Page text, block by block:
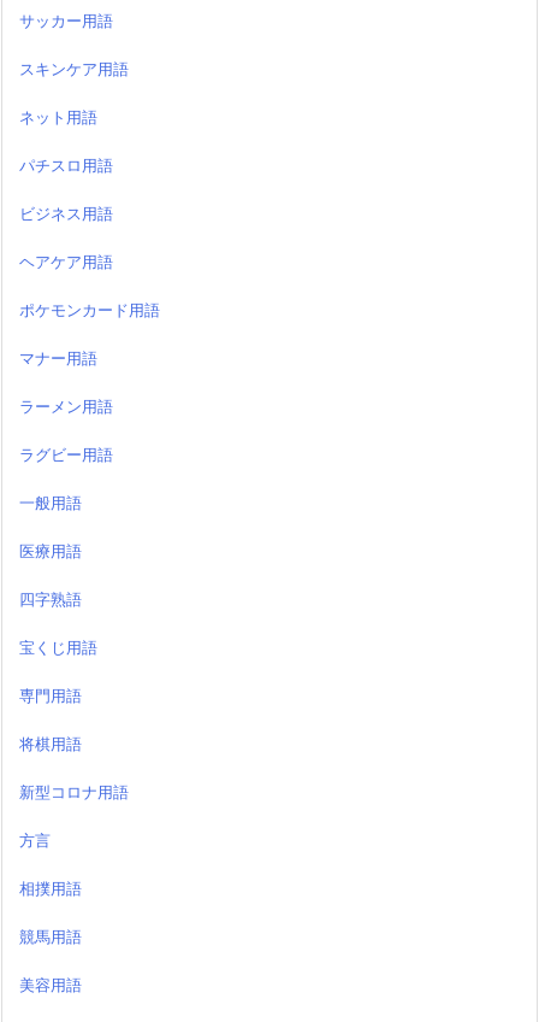
サッカー用語
スキンケア用語
ネット用語
パチスロ用語
ビジネス用語
ヘアケア用語
ポケモンカード用語
マナー用語
ラーメン用語
ラグビー用語
一般用語
医療用語
四字熟語
宝くじ用語
専門用語
将棋用語
新型コロナ用語
方言
相撲用語
競馬用語
美容用語